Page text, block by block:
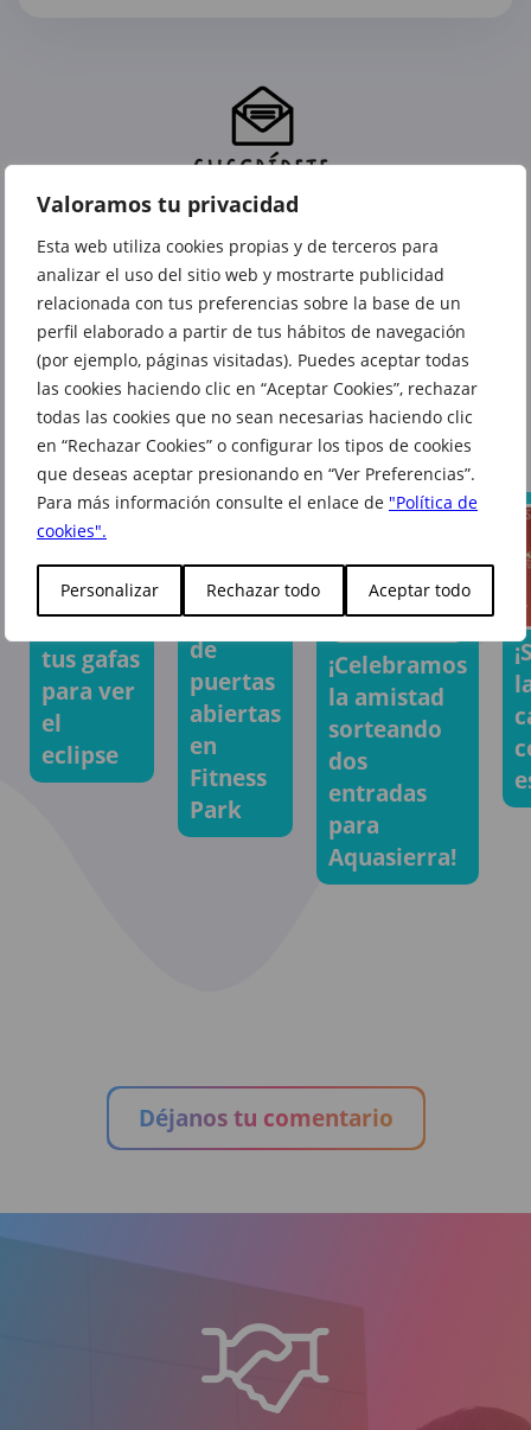
Valoramos tu privacidad
Esta web utiliza cookies propias y de terceros para
analizar el uso del sitio web y mostrarte publicidad
relacionada con tus preferencias sobre la base de un
perfil elaborado a partir de tus hábitos de navegación
(por ejemplo, páginas visitadas). Puedes aceptar todas
las cookies haciendo clic en “Aceptar Cookies”, rechazar
todas las cookies que no sean necesarias haciendo clic
en “Rechazar Cookies” o configurar los tipos de cookies
que deseas aceptar presionando en “Ver Preferencias”.
Para más información consulte el enlace de "Política de
cookies".
Personalizar Rechazar todo Aceptar todo
También te puede interesar
Consigue
tus gafas
para ver
el
eclipse
Jornada
de
puertas
abiertas
en
Fitness
Park
¡Celebramos
la amistad
sorteando
dos
entradas
para
Aquasierra!
Déjanos tu comentario